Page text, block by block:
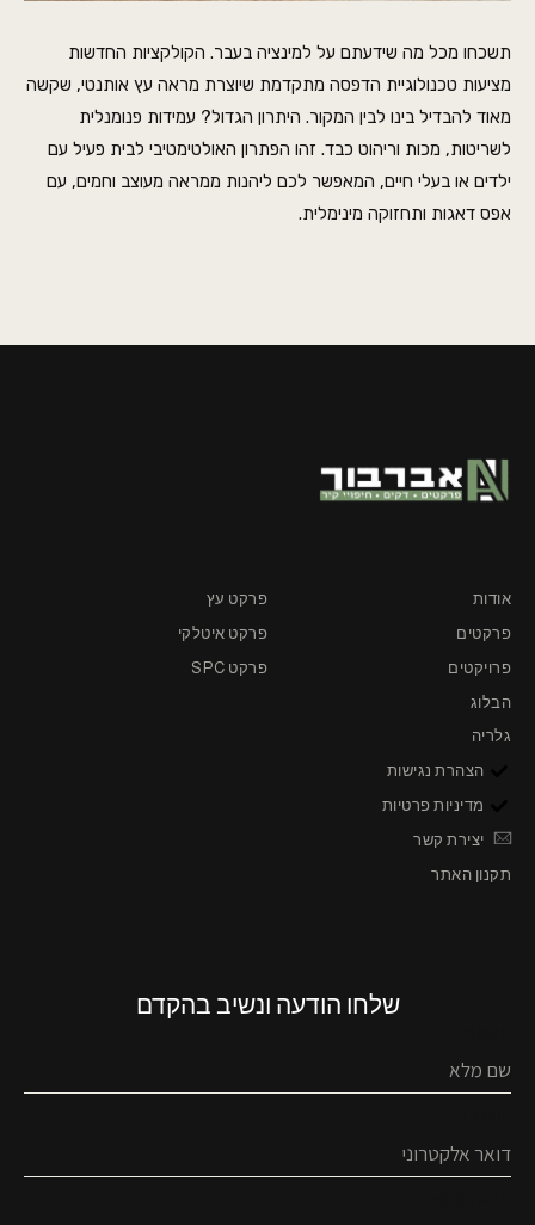
תשכחו מכל מה שידעתם על למינציה בעבר. הקולקציות החדשות
מציעות טכנולוגיית הדפסה מתקדמת שיוצרת מראה עץ אותנטי, שקשה
מאוד להבדיל בינו לבין המקור. היתרון הגדול? עמידות פנומנלית
לשריטות, מכות וריהוט כבד. זהו הפתרון האולטימטיבי לבית פעיל עם
ילדים או בעלי חיים, המאפשר לכם ליהנות ממראה מעוצב וחמים, עם
אפס דאגות ותחזוקה מינימלית.
אודות
פרקטים
פרויקטים
הבלוג
פרקט עץ
פרקט איטלקי
פרקט SPC
גלריה
הצהרת נגישות
מדיניות פרטיות
יצירת קשר
תקנון האתר
שלחו הודעה ונשיב בהקדם